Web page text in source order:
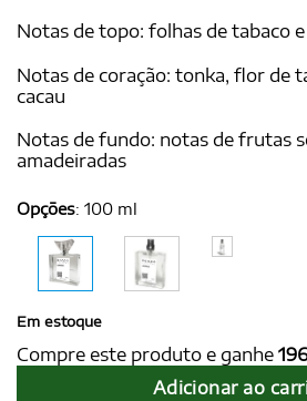
Notas de topo: folhas de tabaco
Notas de coração: tonka, flor de
cacau
Notas de fundo: notas de frutas
amadeiradas
Opções: 100 ml
Em estoque
Compre este produto e ganhe 196
Adicionar ao